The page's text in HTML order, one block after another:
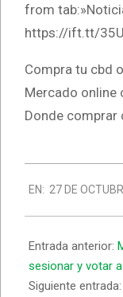
from
https://ift.tt/
Compra tu cbd
Mercado online
Donde comprar
10-
27
EN: 27 DE
Entrada anterior:
sesionar y votar
Siguiente entrada: